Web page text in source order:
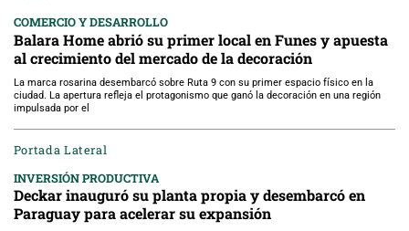
COMERCIO Y DESARROLLO
Balara Home abrió su primer local en Funes y apuesta
al crecimiento del mercado de la decoración
La marca rosarina desembarcó sobre Ruta 9 con su primer espacio físico en la
ciudad. La apertura refleja el protagonismo que ganó la decoración en una región
impulsada por el
Portada Lateral
INVERSIÓN PRODUCTIVA
Deckar inauguró su planta propia y desembarcó en
Paraguay para acelerar su expansión